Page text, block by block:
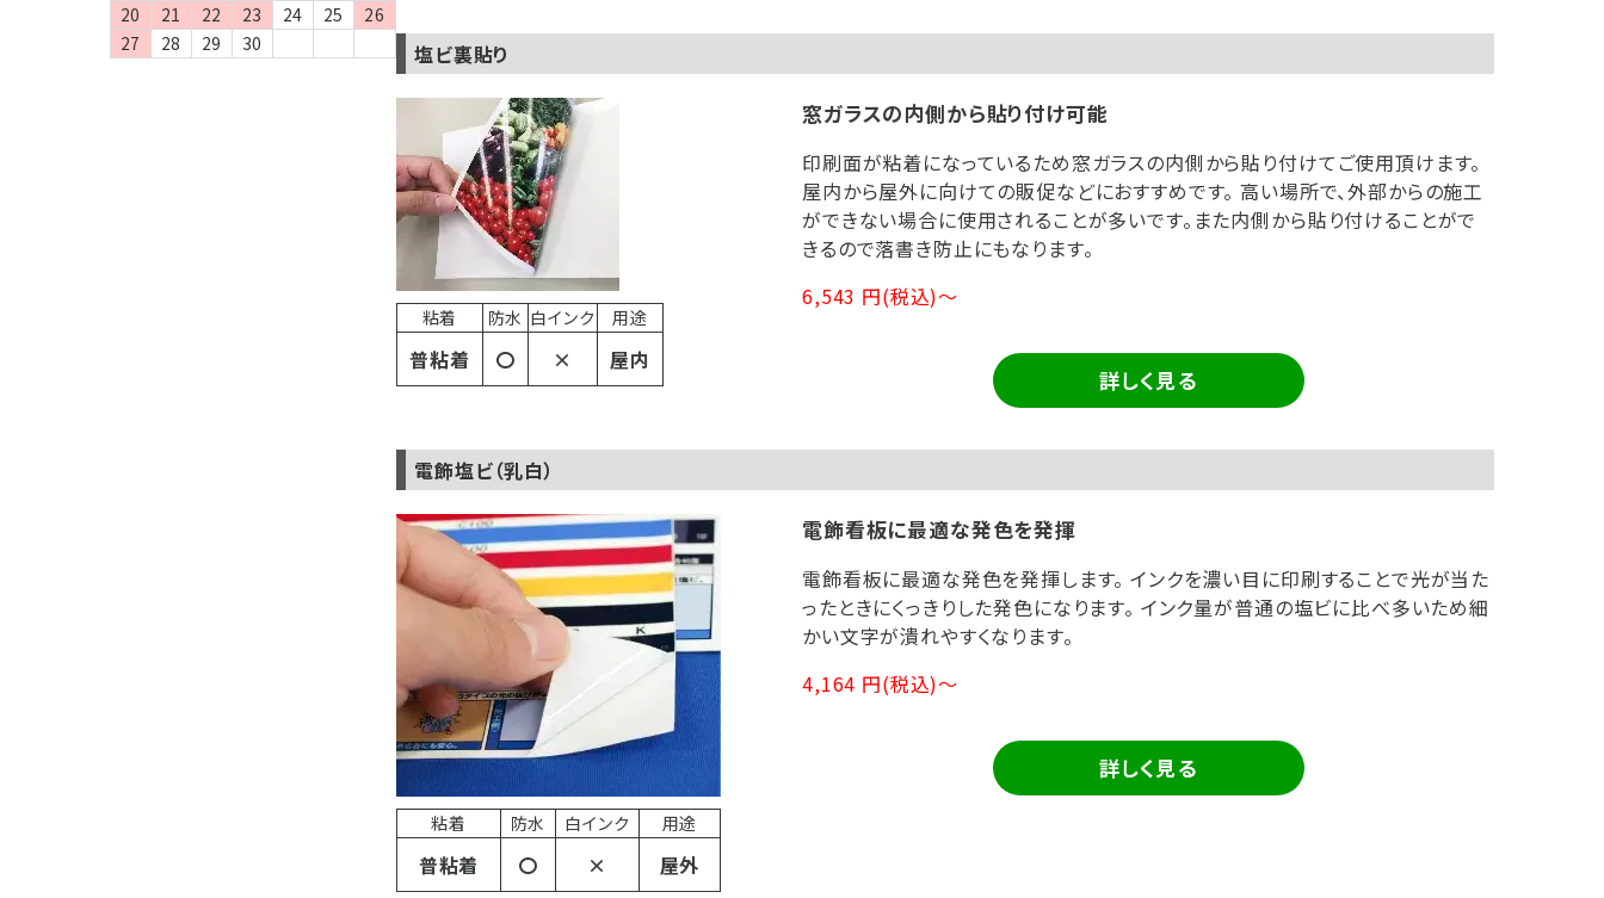
20
21 22 23 24 25
26
27
28 29 30 塩ビ裏貼り
粘着 防水 白インク 用途
普粘着 〇 × 屋内
窓ガラスの内側から貼り付け可能
印刷面が粘着になっているため窓ガラスの内側から貼り付けてご使用頂けます。
屋内から屋外に向けての販促などにおすすめです。 高い場所で、外部からの施工
ができない場合に使用されることが多いです。また内側から貼り付けることがで
きるので落書き防止にもなります。
6,543 円(税込)～
詳しく見る
電飾塩ビ（乳白）
粘着 防水 白インク 用途
普粘着 〇 × 屋外
電飾看板に最適な発色を発揮
電飾看板に最適な発色を発揮します。 インクを濃い目に印刷することで光が当た
ったときにくっきりした発色になります。 インク量が普通の塩ビに比べ多いため細
かい文字が潰れやすくなります。
4,164 円(税込)～
詳しく見る